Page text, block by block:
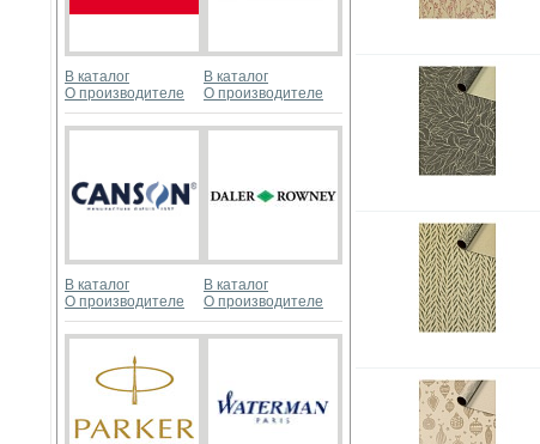
В каталог
О производителе
В каталог
О производителе
В каталог
О производителе
В каталог
О производителе